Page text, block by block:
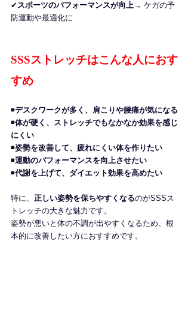
✔スポーツのパフォーマンスが向上→ ケガの予
防運動や最適化に
SSSストレッチはこんな人におす
すめ
◾️デスクワークが多く、肩こりや腰痛が気になる
◾️体が硬く、ストレッチでもなかなか効果を感じ
にくい
◾️姿勢を改善して、疲れにくい体を作りたい
◾️運動のパフォーマンスを向上させたい
◾️代謝を上げて、ダイエット効果を高めたい
特に、 正しい姿勢を保ちやすくなるのがSSSス
トレッチの大きな魅力です。
姿勢が悪いと体の不調が出やすくなるため、根
本的に改善したい方におすすめです。